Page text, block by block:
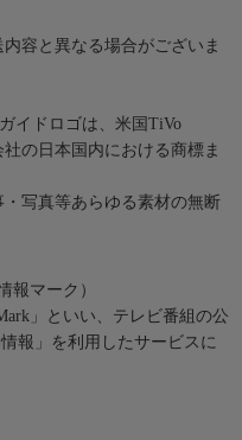
容と異なる場合がございま
イドロゴは、米国TiVo
の日本国内における商標ま
写真等あらゆる素材の無断
報マーク）
」といい、テレビ番組の公
報」を利用したサービスに